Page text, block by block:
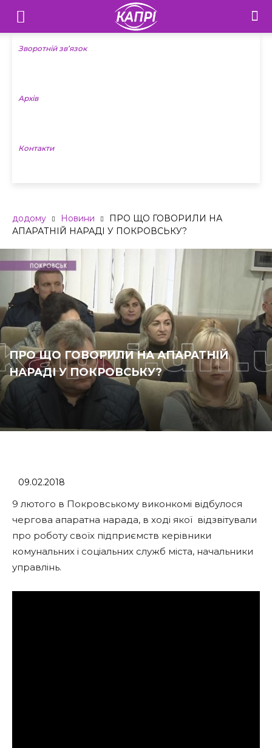
Телебачення
«Капрі»
Новини
Зворотній зв’язок
Архів
Контакти
додому Новини
ПРО ЩО ГОВОРИЛИ НА
АПАРАТНІЙ НАРАДІ У ПОКРОВСЬКУ?
ПРО ЩО ГОВОРИЛИ НА АПАРАТНІЙ
НАРАДІ У ПОКРОВСЬКУ?
09.02.2018
9 лютого в Покровському виконкомі відбулося
чергова апаратна нарада, в ході якої відзвітували
про роботу своїх підприємств керівники
комунальних і соціальних служб міста, начальники
управлінь.